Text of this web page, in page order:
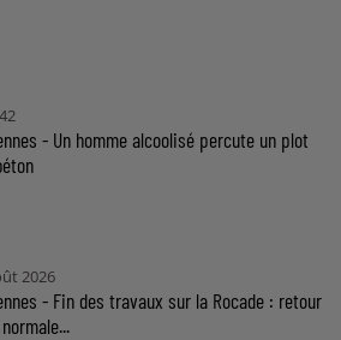
- Un homme alcoolisé percute un plot
2026
- Fin des travaux sur la Rocade : retour